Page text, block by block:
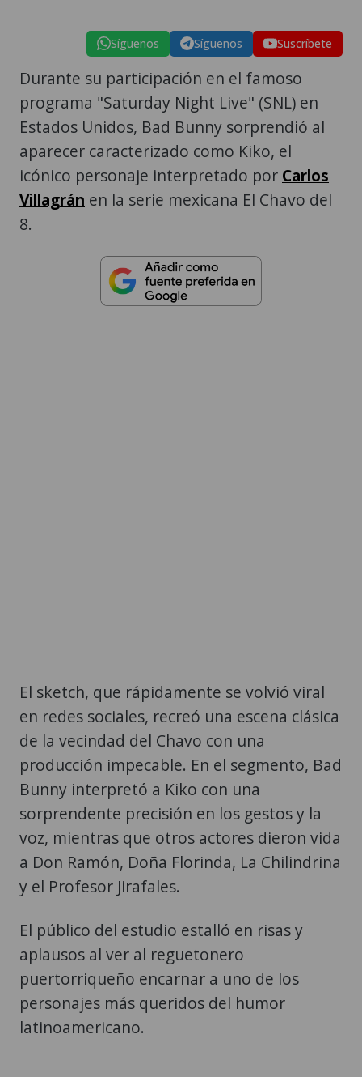
Síguenos Síguenos Suscríbete
Durante su participación en el famoso
programa "Saturday Night Live" (SNL) en
Estados Unidos, Bad Bunny sorprendió al
aparecer caracterizado como Kiko, el
icónico personaje interpretado por Carlos
Villagrán en la serie mexicana El Chavo del
8.
El sketch, que rápidamente se volvió viral
en redes sociales, recreó una escena clásica
de la vecindad del Chavo con una
producción impecable. En el segmento, Bad
Bunny interpretó a Kiko con una
sorprendente precisión en los gestos y la
voz, mientras que otros actores dieron vida
a Don Ramón, Doña Florinda, La Chilindrina
y el Profesor Jirafales.
El público del estudio estalló en risas y
aplausos al ver al reguetonero
puertorriqueño encarnar a uno de los
personajes más queridos del humor
latinoamericano.